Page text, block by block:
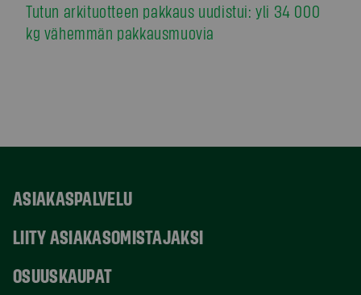
Tutun arkituotteen pakkaus uudistui: yli 34 000
kg vähemmän pakkausmuovia
ASIAKASPALVELU
LIITY ASIAKASOMISTAJAKSI
OSUUSKAUPAT